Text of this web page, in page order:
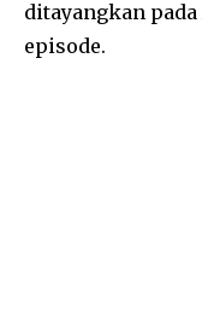
ditayangkan
episode.